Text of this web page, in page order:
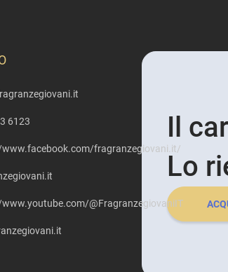
6123
fragranzegiovani.it/
@FragranzegiovaniIT
Il
Lo